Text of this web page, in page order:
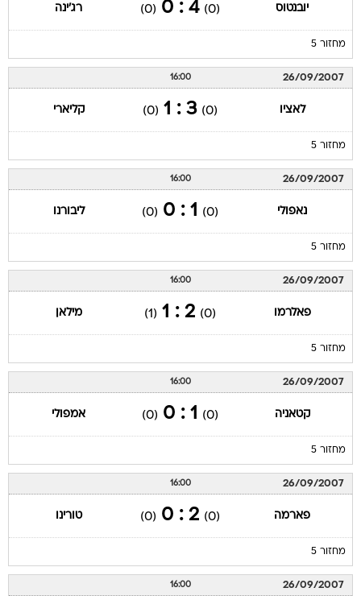
יובנטוס (0)
4 : 0
(0) רג'ינה
מחזור 5
26/09/2007
16:00
לאציו (0)
3 : 1
(0) קליארי
מחזור 5
26/09/2007
16:00
נאפולי (0)
1 : 0
(0) ליבורנו
מחזור 5
26/09/2007
16:00
פאלרמו (0)
2 : 1
(1) מילאן
מחזור 5
26/09/2007
16:00
קטאניה (0)
1 : 0
(0) אמפולי
מחזור 5
26/09/2007
16:00
פארמה (0)
2 : 0
(0) טורינו
מחזור 5
26/09/2007
16:00